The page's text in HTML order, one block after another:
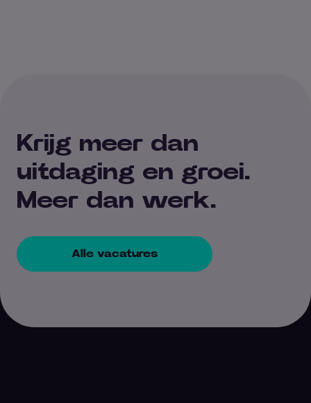
Krijg meer dan
uitdaging en groei.
Meer dan werk.
Alle vacatures